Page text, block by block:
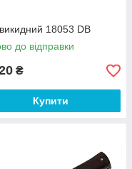
18053 DB
до відправки
₴
Купити